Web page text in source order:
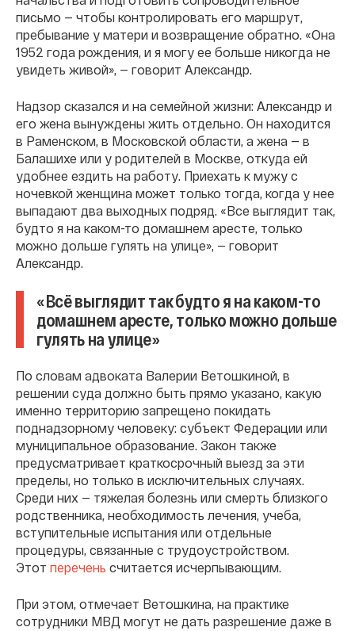
письмо — чтобы контролировать его маршрут,
пребывание у матери и возвращение обратно. «Она
1952 года рождения, и я могу ее больше никогда не
увидеть живой», — говорит Александр.
Надзор сказался и на семейной жизни: Александр и
его жена вынуждены жить отдельно. Он находится
в Раменском, в Московской области, а жена — в
Балашихе или у родителей в Москве, откуда ей
удобнее ездить на работу. Приехать к мужу с
ночевкой женщина может только тогда, когда у нее
выпадают два выходных подряд. «Все выглядит так,
будто я на каком-то домашнем аресте, только
можно дольше гулять на улице», — говорит
Александр.
«Всё выглядит так будто я на каком-то
домашнем аресте, только можно дольше
гулять на улице»
По словам адвоката Валерии Ветошкиной, в
решении суда должно быть прямо указано, какую
именно территорию запрещено покидать
поднадзорному человеку: субъект Федерации или
муниципальное образование. Закон также
предусматривает краткосрочный выезд за эти
пределы, но только в исключительных случаях.
Среди них — тяжелая болезнь или смерть близкого
родственника, необходимость лечения, учеба,
вступительные испытания или отдельные
процедуры, связанные с трудоустройством.
Этот перечень считается исчерпывающим.
При этом, отмечает Ветошкина, на практике
сотрудники МВД могут не дать разрешение даже в